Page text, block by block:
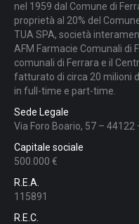
nel 1959 dal Comune di
proprietà al 20% del
TUA SPA, società
AFM Farmacie Comunali di
comunali di Ferrara e il
fatturato di circa 20 milioni
in full-time e part-time.
Sede Legale
Via Foro Boario, 57 – 44122
Capitale sociale
500.000 €
R.E.A.
115891
R.E.C.